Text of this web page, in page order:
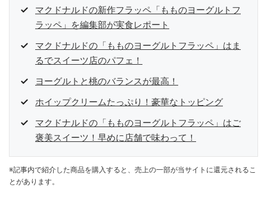
マクドナルドの新作フラッペ「もものヨーグルトフ
ラッペ」を編集部が実食レポート
マクドナルドの「もものヨーグルトフラッペ」はま
るでスイーツ店のパフェ！
ヨーグルトと桃のバランスが最高！
ホイップクリームたっぷり！豪華なトッピング
マクドナルドの「もものヨーグルトフラッペ」はご
褒美スイーツ！早めに店舗で味わって！
※記事内で紹介した商品を購入すると、売上の一部が当サイトに還元されるこ
とがあります。